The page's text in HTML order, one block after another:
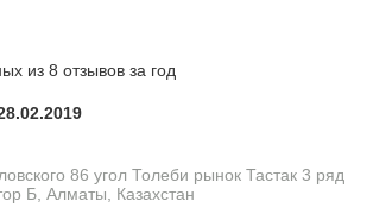
из 8 отзывов за год
86 угол Толеби рынок Тастак 3 ряд
Б, Алматы, Казахстан